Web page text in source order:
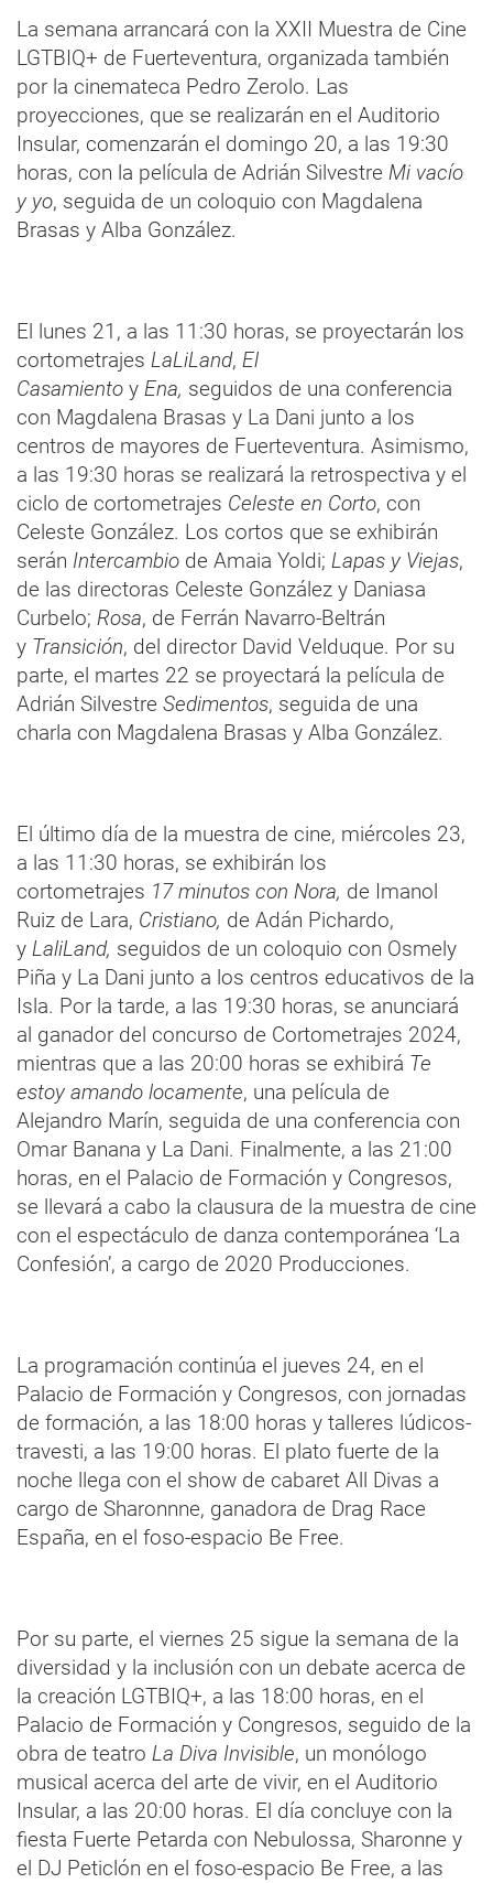
La semana arrancará con la XXII Muestra de Cine
LGTBIQ+ de Fuerteventura, organizada también
por la cinemateca Pedro Zerolo. Las
proyecciones, que se realizarán en el Auditorio
Insular, comenzarán el domingo 20, a las 19:30
horas, con la película de Adrián Silvestre Mi vacío
y yo, seguida de un coloquio con Magdalena
Brasas y Alba González.
El lunes 21, a las 11:30 horas, se proyectarán los
cortometrajes LaLiLand, El
Casamiento y Ena, seguidos de una conferencia
con Magdalena Brasas y La Dani junto a los
centros de mayores de Fuerteventura. Asimismo,
a las 19:30 horas se realizará la retrospectiva y el
ciclo de cortometrajes Celeste en Corto, con
Celeste González. Los cortos que se exhibirán
serán Intercambio de Amaia Yoldi; Lapas y Viejas,
de las directoras Celeste González y Daniasa
Curbelo; Rosa, de Ferrán Navarro-Beltrán
y Transición, del director David Velduque. Por su
parte, el martes 22 se proyectará la película de
Adrián Silvestre Sedimentos, seguida de una
charla con Magdalena Brasas y Alba González.
El último día de la muestra de cine, miércoles 23,
a las 11:30 horas, se exhibirán los
cortometrajes 17 minutos con Nora, de Imanol
Ruiz de Lara, Cristiano, de Adán Pichardo,
y LaliLand, seguidos de un coloquio con Osmely
Piña y La Dani junto a los centros educativos de la
Isla. Por la tarde, a las 19:30 horas, se anunciará
al ganador del concurso de Cortometrajes 2024,
mientras que a las 20:00 horas se exhibirá Te
estoy amando locamente, una película de
Alejandro Marín, seguida de una conferencia con
Omar Banana y La Dani. Finalmente, a las 21:00
horas, en el Palacio de Formación y Congresos,
se llevará a cabo la clausura de la muestra de cine
con el espectáculo de danza contemporánea ‘La
Confesión’, a cargo de 2020 Producciones.
La programación continúa el jueves 24, en el
Palacio de Formación y Congresos, con jornadas
de formación, a las 18:00 horas y talleres lúdicos-
travesti, a las 19:00 horas. El plato fuerte de la
noche llega con el show de cabaret All Divas a
cargo de Sharonnne, ganadora de Drag Race
España, en el foso-espacio Be Free.
Por su parte, el viernes 25 sigue la semana de la
diversidad y la inclusión con un debate acerca de
la creación LGTBIQ+, a las 18:00 horas, en el
Palacio de Formación y Congresos, seguido de la
obra de teatro La Diva Invisible, un monólogo
musical acerca del arte de vivir, en el Auditorio
Insular, a las 20:00 horas. El día concluye con la
fiesta Fuerte Petarda con Nebulossa, Sharonne y
el DJ Peticlón en el foso-espacio Be Free, a las